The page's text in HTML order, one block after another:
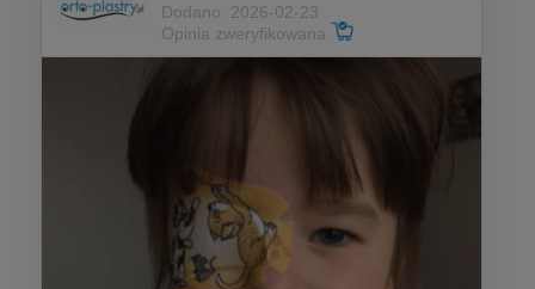
Dodano: 2026-02-23
Opinia zweryfikowana